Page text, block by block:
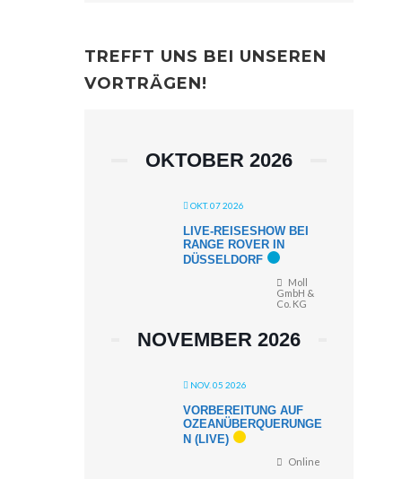
TREFFT UNS BEI UNSEREN
VORTRÄGEN!
OKTOBER 2026
OKT. 07 2026
LIVE-REISESHOW BEI
RANGE ROVER IN
DÜSSELDORF
Moll
GmbH &
Co. KG
NOVEMBER 2026
NOV. 05 2026
VORBEREITUNG AUF
OZEANÜBERQUERUNGE
N (LIVE)
Online